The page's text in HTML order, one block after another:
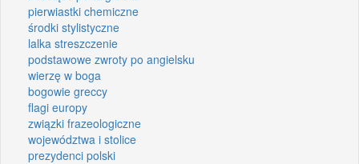
pierwiastki chemiczne
środki stylistyczne
lalka streszczenie
podstawowe zwroty po angielsku
wierzę w boga
bogowie greccy
flagi europy
związki frazeologiczne
województwa i stolice
prezydenci polski